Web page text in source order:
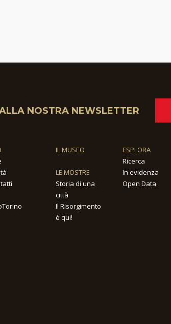
NOSTRA NEWSLETTER
IL MUSEO
LE MOSTRE
Storia di una
città
Il Risorgimento
è qui!
ESPLORA
Ricerca
In evidenza
Open Data